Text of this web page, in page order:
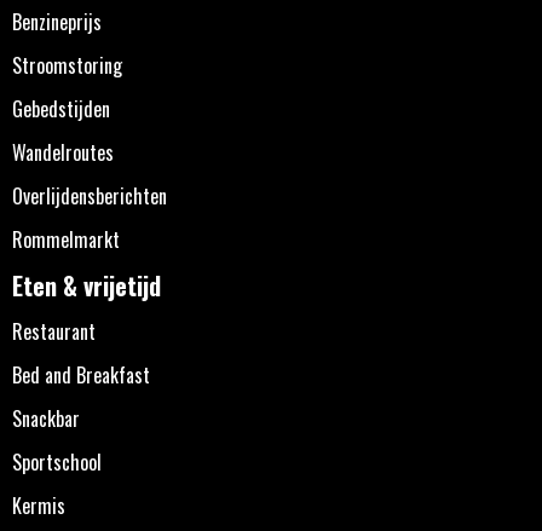
Benzineprijs
Stroomstoring
Gebedstijden
Wandelroutes
Overlijdensberichten
Rommelmarkt
Eten & vrijetijd
Restaurant
Bed and Breakfast
Snackbar
Sportschool
Kermis